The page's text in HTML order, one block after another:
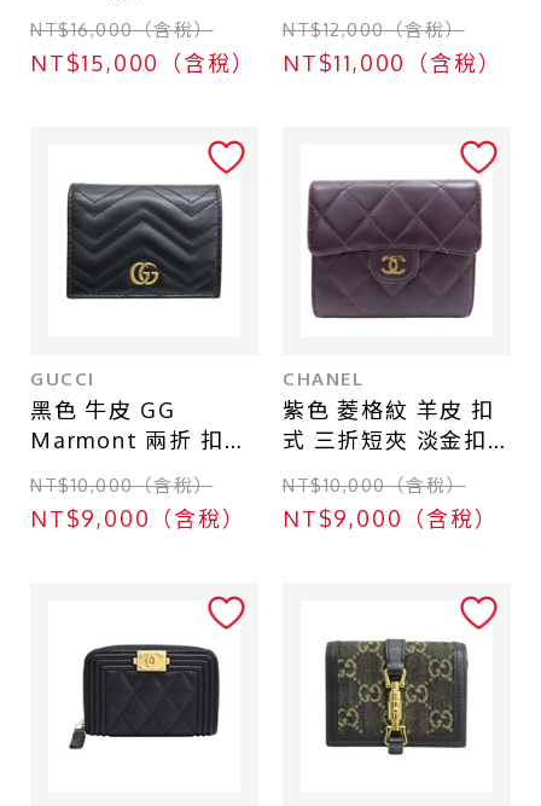
台中 - 中友百貨店
【LOUIS VUITTON
LV 路易威登】
M81280
NT$16,000（含稅）
NT$15,000（含稅）
M62933【LOUIS
VUITTON LV 路易威
登】 M62933
NT$12,000（含稅）
NT$11,000（含稅）
GUCCI
黑色 牛皮 GG
Marmont 兩折 扣式
短夾【GUCCI 古馳】
466492
NT$10,000（含稅）
NT$9,000（含稅）
CHANEL
紫色 菱格紋 羊皮 扣
式 三折短夾 淡金扣
【CHANEL 香奈兒】
AP0231
NT$10,000（含稅）
NT$9,000（含稅）